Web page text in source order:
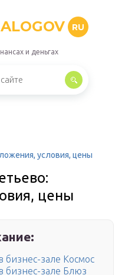
RU
и деньгах
условия, цены
цены
бизнес-зале Космос
бизнес-зале Блюз